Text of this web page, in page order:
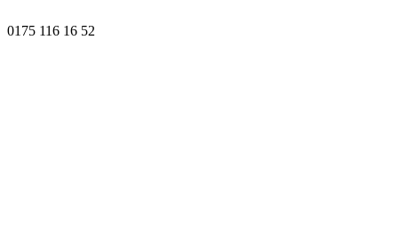
0175 116 16 52